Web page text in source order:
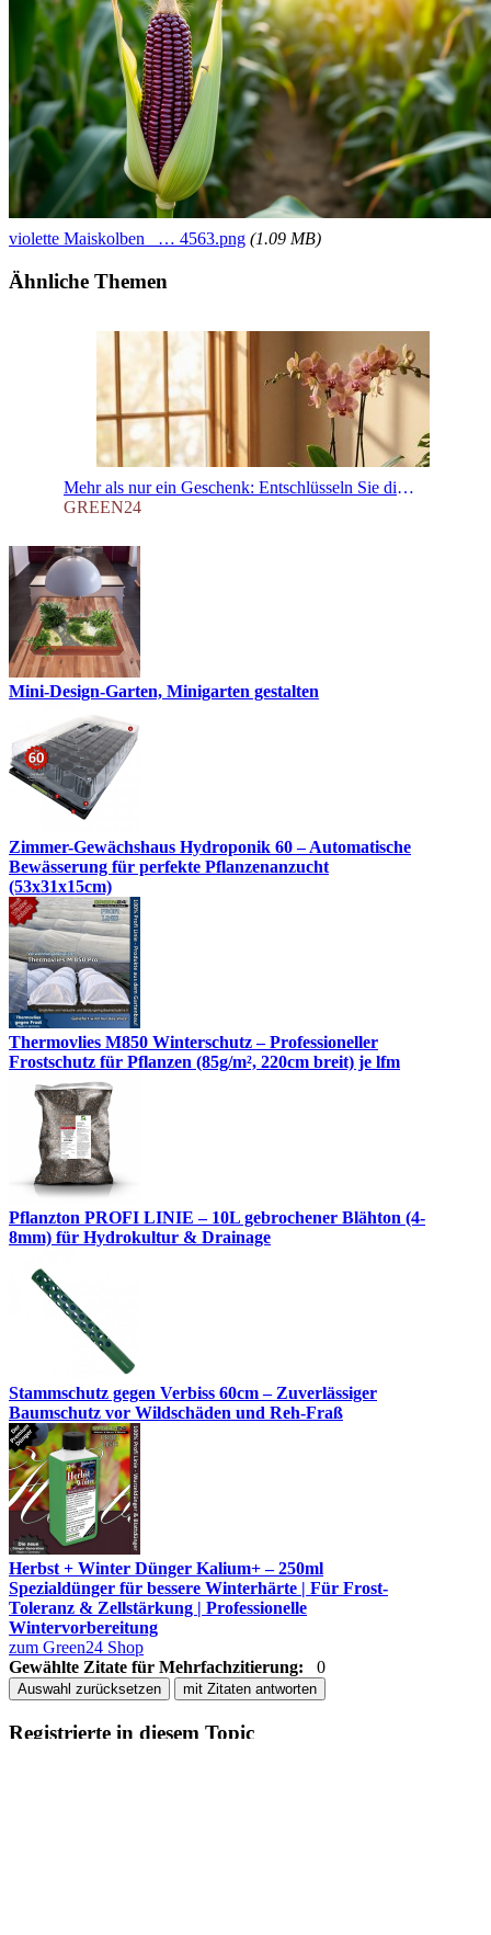
violette Maiskolben_ … 4563.png (1.09 MB)
Ähnliche Themen
Mehr als nur ein Geschenk: Entschlüsseln Sie die geheime Sprache der Pflanzen!
GREEN24
Mini-Design-Garten, Minigarten gestalten
Zimmer-Gewächshaus Hydroponik 60 – Automatische
Bewässerung für perfekte Pflanzenanzucht
(53x31x15cm)
Thermovlies M850 Winterschutz – Professioneller
Frostschutz für Pflanzen (85g/m², 220cm breit) je lfm
Pflanzton PROFI LINIE – 10L gebrochener Blähton (4-
8mm) für Hydrokultur & Drainage
Stammschutz gegen Verbiss 60cm – Zuverlässiger
Baumschutz vor Wildschäden und Reh-Fraß
Herbst + Winter Dünger Kalium+ – 250ml
Spezialdünger für bessere Winterhärte | Für Frost-
Toleranz & Zellstärkung | Professionelle
Wintervorbereitung
zum Green24 Shop
Gewählte Zitate für Mehrfachzitierung:
0
Auswahl zurücksetzen mit Zitaten antworten
Registrierte in diesem Topic